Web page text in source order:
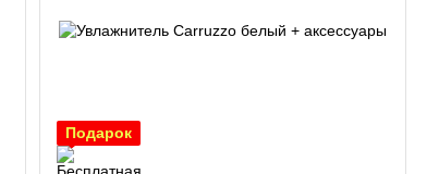
Подарок